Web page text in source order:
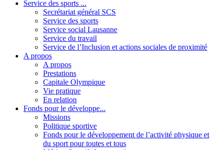
Service des sports ...
Secrétariat général SCS
Service des sports
Service social Lausanne
Service du travail
Service de l’Inclusion et actions sociales de proximité
A propos
A propos
Prestations
Capitale Olympique
Vie pratique
En relation
Fonds pour le développe...
Missions
Politique sportive
Fonds pour le développement de l’activité physique et
du sport pour toutes et tous